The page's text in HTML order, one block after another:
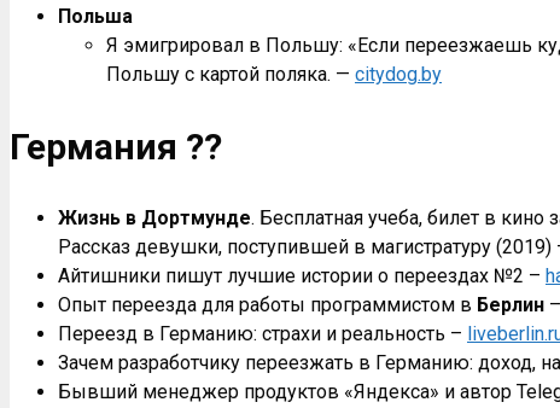
Польша
Я эмигрировал в Польшу: «Если переезжаешь
Польшу с картой поляка. — citydog.by
Германия ??
Жизнь в Дортмунде. Бесплатная учеба, билет в кино
Рассказ девушки, поступившей в магистратуру (2019)
Айтишники пишут лучшие истории о переездах №2 –
Опыт переезда для работы программистом в Берлин –
Переезд в Германию: страхи и реальность –
Зачем разработчику переезжать в Германию: доход,
Бывший менеджер продуктов «Яндекса» и автор